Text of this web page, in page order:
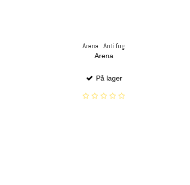
Arena - Anti-fog
Arena
På lager